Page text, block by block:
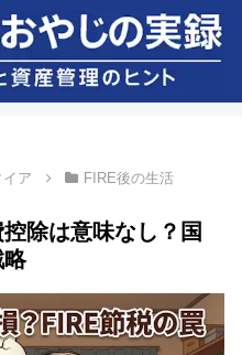
ア FIRE後の生活
除は意味なし？国
略